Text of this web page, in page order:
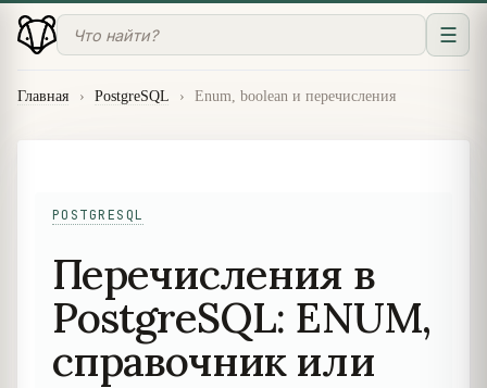
☰
Главная › PostgreSQL › Enum, boolean и перечисления
POSTGRESQL
Перечисления в
PostgreSQL: ENUM,
справочник или